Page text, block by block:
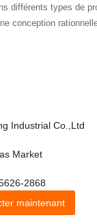
différents types de
conception
Industrial Co.,Ltd
Market
2868
maintenant